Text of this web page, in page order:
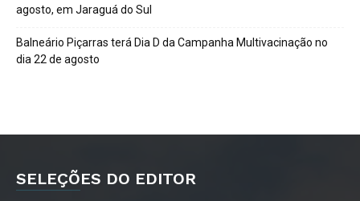
agosto, em Jaraguá do Sul
Balneário Piçarras terá Dia D da Campanha Multivacinação no
dia 22 de agosto
SELEÇÕES DO EDITOR